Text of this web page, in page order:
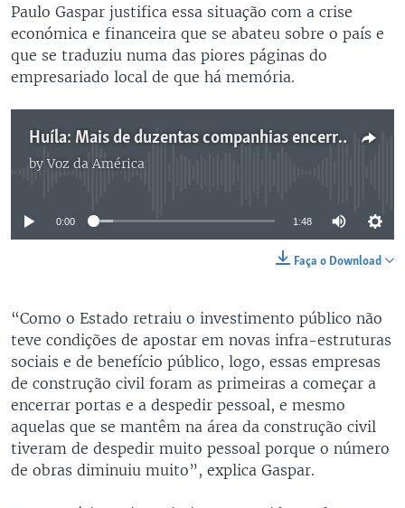
Paulo Gaspar justifica essa situação com a crise
económica e financeira que se abateu sobre o país e
que se traduziu numa das piores páginas do
empresariado local de que há memória.
Huíla: Mais de duzentas companhias encerraram as portas em 2016 - 1:48
byVoz da América
No media source currently available
0:00 1:48
Faça o Download
“Como o Estado retraiu o investimento público não
teve condições de apostar em novas infra-estruturas
sociais e de benefício público, logo, essas empresas
de construção civil foram as primeiras a começar a
encerrar portas e a despedir pessoal, e mesmo
aquelas que se mantêm na área da construção civil
tiveram de despedir muito pessoal porque o número
de obras diminuiu muito”, explica Gaspar.